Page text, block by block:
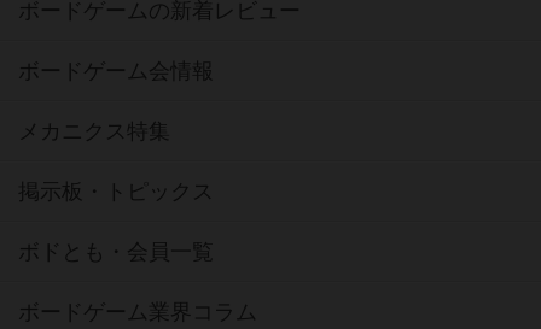
ボードゲームの新着レビュー
ボードゲーム会情報
メカニクス特集
掲示板・トピックス
ボドとも・会員一覧
ボードゲーム業界コラム